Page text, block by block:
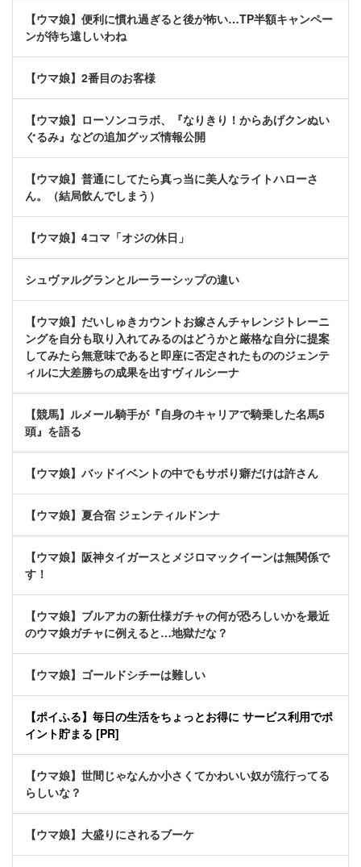
【ウマ娘】便利に慣れ過ぎると後が怖い…TP半額キャンペー
ンが待ち遠しいわね
【ウマ娘】2番目のお客様
【ウマ娘】ローソンコラボ、『なりきり！からあげクンぬい
ぐるみ』などの追加グッズ情報公開
【ウマ娘】普通にしてたら真っ当に美人なライトハローさ
ん。（結局飲んでしまう）
【ウマ娘】4コマ「オジの休日」
シュヴァルグランとルーラーシップの違い
【ウマ娘】だいしゅきカウントお嫁さんチャレンジトレーニ
ングを自分も取り入れてみるのはどうかと厳格な自分に提案
してみたら無意味であると即座に否定されたもののジェンテ
ィルに大差勝ちの成果を出すヴィルシーナ
【競馬】ルメール騎手が『自身のキャリアで騎乗した名馬5
頭』を語る
【ウマ娘】バッドイベントの中でもサボり癖だけは許さん
【ウマ娘】夏合宿 ジェンティルドンナ
【ウマ娘】阪神タイガースとメジロマックイーンは無関係で
す！
【ウマ娘】ブルアカの新仕様ガチャの何が恐ろしいかを最近
のウマ娘ガチャに例えると…地獄だな？
【ウマ娘】ゴールドシチーは難しい
【ポイふる】毎日の生活をちょっとお得に サービス利用でポ
イント貯まる [PR]
【ウマ娘】世間じゃなんか小さくてかわいい奴が流行ってる
らしいな？
【ウマ娘】大盛りにされるブーケ